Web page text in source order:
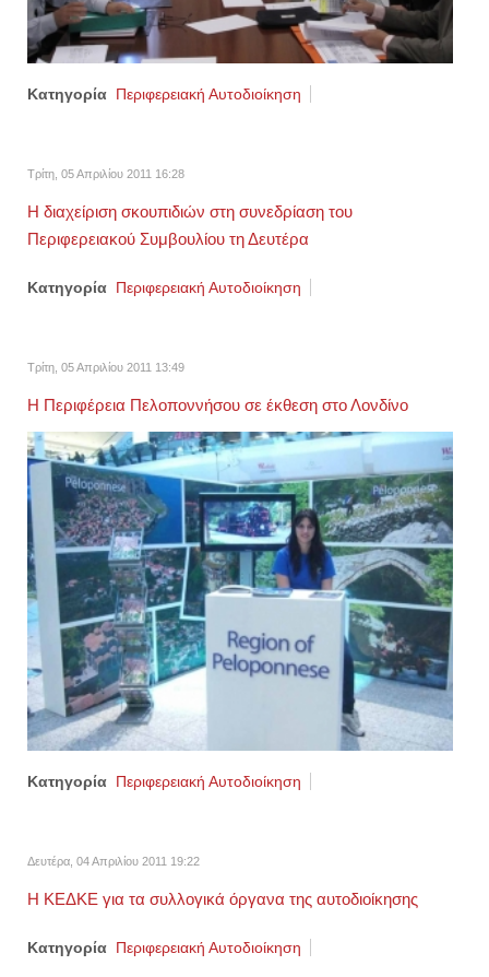
Κατηγορία Περιφερειακή Αυτοδιοίκηση
Τρίτη, 05 Απριλίου 2011 16:28
Η διαχείριση σκουπιδιών στη συνεδρίαση του
Περιφερειακού Συμβουλίου τη Δευτέρα
Κατηγορία Περιφερειακή Αυτοδιοίκηση
Τρίτη, 05 Απριλίου 2011 13:49
Η Περιφέρεια Πελοποννήσου σε έκθεση στο Λονδίνο
Κατηγορία Περιφερειακή Αυτοδιοίκηση
Δευτέρα, 04 Απριλίου 2011 19:22
Η ΚΕΔΚΕ για τα συλλογικά όργανα της αυτοδιοίκησης
Κατηγορία Περιφερειακή Αυτοδιοίκηση